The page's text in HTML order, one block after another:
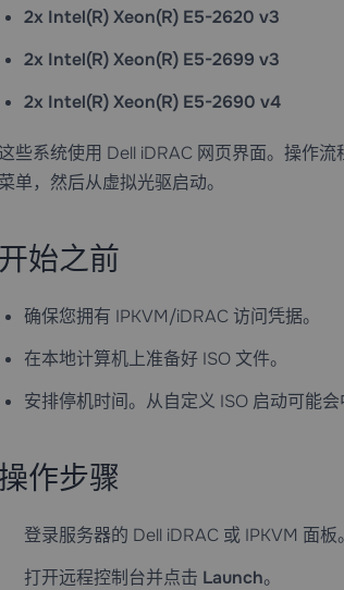
2x Intel(R) Xeon(R) E5-2620 v3
2x Intel(R) Xeon(R) E5-2699 v3
2x Intel(R) Xeon(R) E5-2690 v4
些系统使用 Dell iDRAC 网页界面。操作
单，然后从虚拟光驱启动。
始之前
确保您拥有 IPKVM/iDRAC 访问凭据。
在本地计算机上准备好 ISO 文件。
安排停机时间。从自定义 ISO 启动可能
作步骤
登录服务器的 Dell iDRAC 或 IPKVM 面板。
打开远程控制台并点击 Launch。